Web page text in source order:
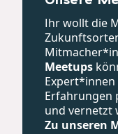
Ihr wollt die
Meetups
Erfahrungen
und vernetzt
Zu unseren